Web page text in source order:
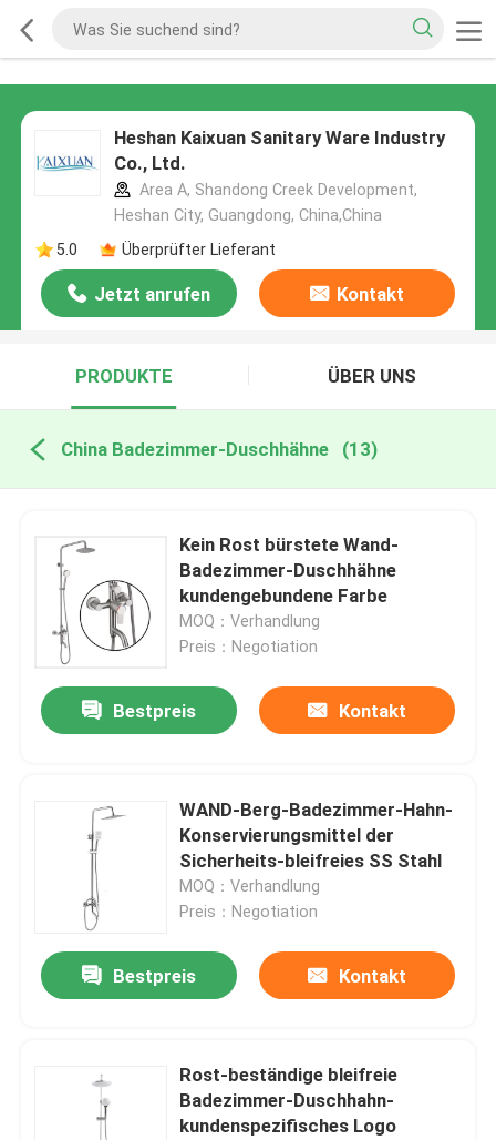
Heshan Kaixuan Sanitary Ware Industry
Co., Ltd.
Area A, Shandong Creek Development,
Heshan City, Guangdong, China,China
5.0
Überprüfter Lieferant
Jetzt anrufen Kontakt
PRODUKTE ÜBER UNS
China Badezimmer-Duschhähne (13)
Kein Rost bürstete Wand-
Badezimmer-Duschhähne
kundengebundene Farbe
MOQ：Verhandlung
Preis：Negotiation
Bestpreis Kontakt
WAND-Berg-Badezimmer-Hahn-
Konservierungsmittel der
Sicherheits-bleifreies SS Stahl
MOQ：Verhandlung
Preis：Negotiation
Bestpreis Kontakt
Rost-beständige bleifreie
Badezimmer-Duschhahn-
kundenspezifisches Logo